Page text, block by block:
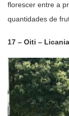
florescer entre a
quantidades de
17 – Oiti –